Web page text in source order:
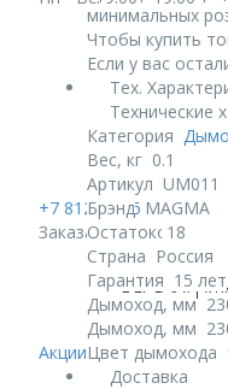
+7 812 740 68 02
Заказать звонок
ВЕСЬ
Акции!
минимальных
Чтобы купить
Если у вас
Тех.
Технические
Категория
Вес, кг 0.1
Артикул UM011
Брэнд MAGMA
Остаток 18
Страна Россия
Гарантия 15 лет
Дымоход, мм
Дымоход, мм
Цвет дымохода
Доставка